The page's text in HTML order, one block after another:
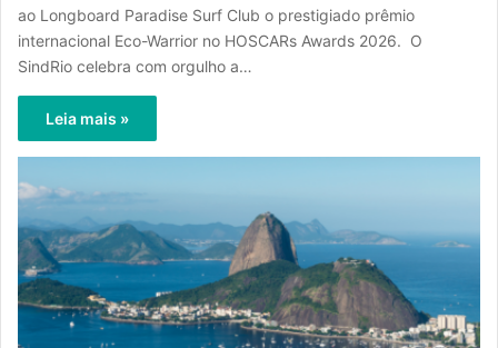
ao Longboard Paradise Surf Club o prestigiado prêmio
internacional Eco-Warrior no HOSCARs Awards 2026. O
SindRio celebra com orgulho a…
Leia mais »